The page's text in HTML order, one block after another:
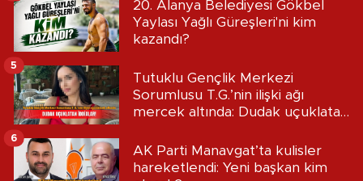
20. Alanya Belediyesi Gökbel
Yaylası Yağlı Güreşleri'ni kim
kazandı?
Tutuklu Gençlik Merkezi
Sorumlusu T.G.’nin ilişki ağı
mercek altında: Dudak uçuklatan
5
AK Parti Manavgat’ta kulisler
hareketlendi: Yeni başkan kim
6